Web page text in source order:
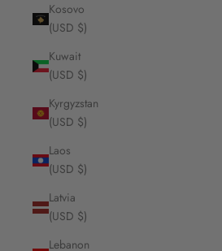
Kosovo
(USD $)
Kuwait
(USD $)
Kyrgyzstan
(USD $)
Laos
(USD $)
Latvia
(USD $)
Lebanon